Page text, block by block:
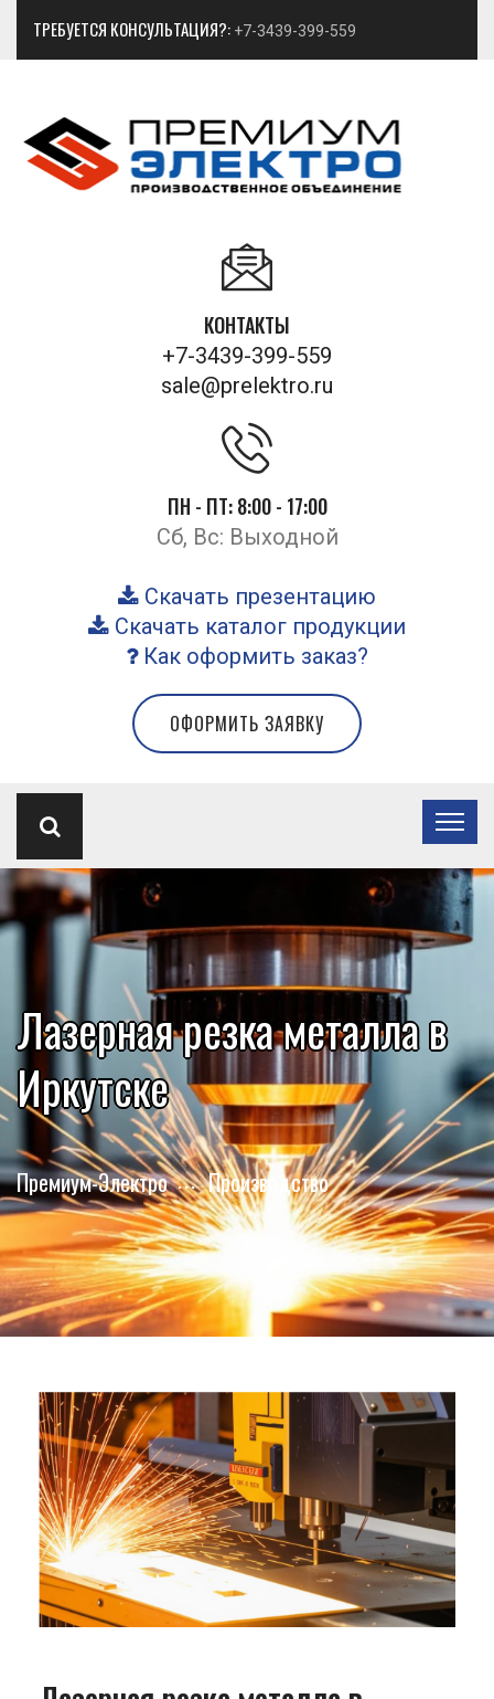
ТРЕБУЕТСЯ КОНСУЛЬТАЦИЯ?: +7-3439-399-559
КОНТАКТЫ
+7-3439-399-559
sale@prelektro.ru
ПН - ПТ: 8:00 - 17:00
Сб, Вс: Выходной
Скачать презентацию
Скачать каталог продукции
Как оформить заказ?
ОФОРМИТЬ ЗАЯВКУ
Лазерная резка металла в
Иркутске
Премиум-Электро Производство